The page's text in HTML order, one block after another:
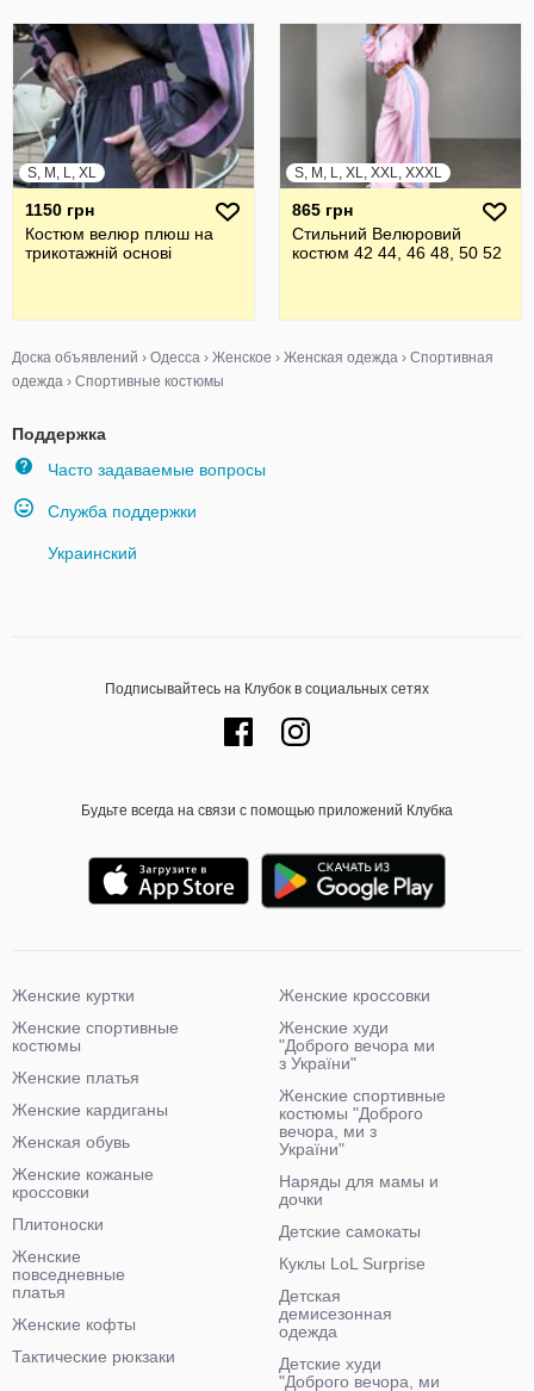
S, M, L, XL
1150 грн
Костюм велюр плюш на
трикотажній основі
S, M, L, XL, XXL, XXXL
865 грн
Стильний Велюровий
костюм 42 44, 46 48, 50 52
Доска объявлений › Одесса › Женское › Женская одежда › Спортивная
одежда › Спортивные костюмы
Поддержка
Часто задаваемые вопросы
Служба поддержки
Украинский
Подписывайтесь на Клубок в социальных сетях
Будьте всегда на связи с помощью приложений Клубка
Женские куртки
Женские спортивные
костюмы
Женские платья
Женские кардиганы
Женская обувь
Женские кожаные
кроссовки
Плитоноски
Женские
повседневные
платья
Женские кофты
Тактические рюкзаки
Женские кроссовки
Женские худи
"Доброго вечора ми
з України"
Женские спортивные
костюмы "Доброго
вечора, ми з
України"
Наряды для мамы и
дочки
Детские самокаты
Куклы LoL Surprise
Детская
демисезонная
одежда
Детские худи
"Доброго вечора, ми